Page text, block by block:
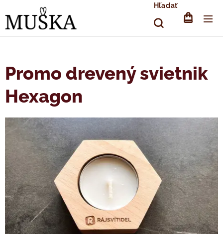
Hľadať
Promo drevený svietnik
Hexagon